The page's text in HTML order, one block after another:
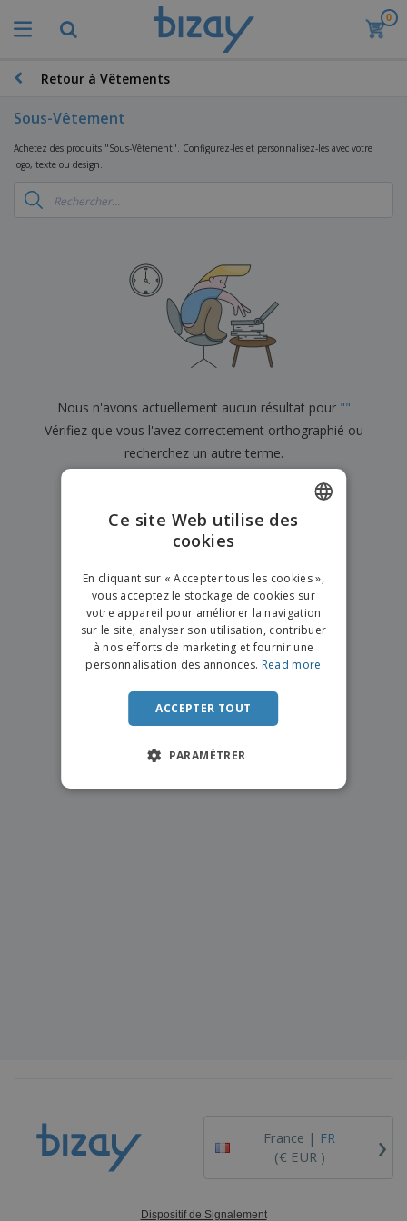
0
Retour à Vêtements
Sous-Vêtement
Achetez des produits "Sous-Vêtement". Configurez-les et personnalisez-les avec votre
logo, texte ou design.
Nous n'avons actuellement aucun résultat pour ""
Vérifiez que vous l'avez correctement orthographié ou
recherchez un autre terme.
France | FR
(€ EUR )
›
Dispositif de Signalement
DUTCH
PORTUGUESE
SPANISH
ITALIAN
Ce site Web utilise des
cookies
En cliquant sur « Accepter tous les cookies »,
vous acceptez le stockage de cookies sur
votre appareil pour améliorer la navigation
sur le site, analyser son utilisation, contribuer
à nos efforts de marketing et fournir une
personnalisation des annonces. Read more
ACCEPTER TOUT
PARAMÉTRER